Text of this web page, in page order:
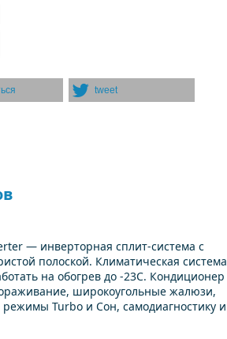
tweet
— инверторная сплит-система с
полоской. Климатическая система
на обогрев до -23С. Кондиционер
широкоугольные жалюзи,
Turbo и Сон, самодиагностику и